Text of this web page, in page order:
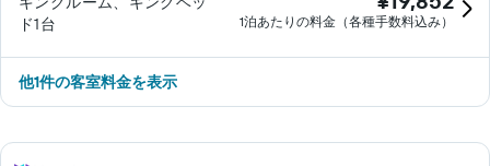
ド1台
1泊あたりの料金（各種手数料込み）
他1件の客室料金を表示